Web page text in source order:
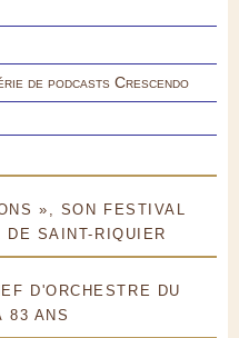
de podcasts Crescendo
», SON FESTIVAL
DE SAINT-RIQUIER
D'ORCHESTRE DU
83 ANS